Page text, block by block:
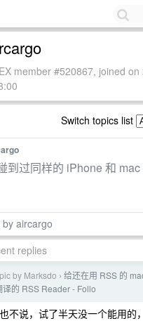
member #520867, joined
Switch topics list
到过同样的 iPhone 和 mac
aircargo
replies
by Marksdo › 给还在用 RSS 的
译的 RSS Reader - Follo
不说，试了半天没一个能用的